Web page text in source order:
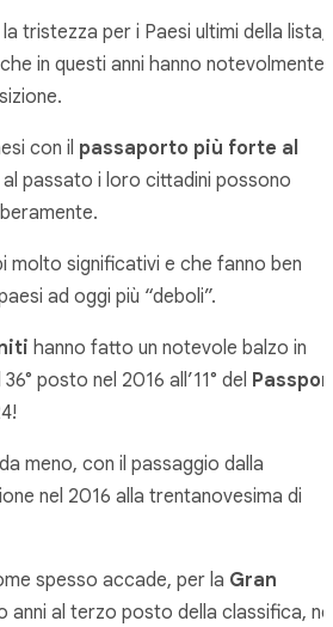
tristezza per i Paesi ultimi della lista,
in questi anni hanno notevolmente
con il passaporto più forte al
passato i loro cittadini possono
molto significativi e che fanno ben
ad oggi più “deboli”.
hanno fatto un notevole balzo in
posto nel 2016 all’11° del
meno, con il passaggio dalla
nel 2016 alla trentanovesima di
spesso accade, per la Gran
anni al terzo posto della classifica,